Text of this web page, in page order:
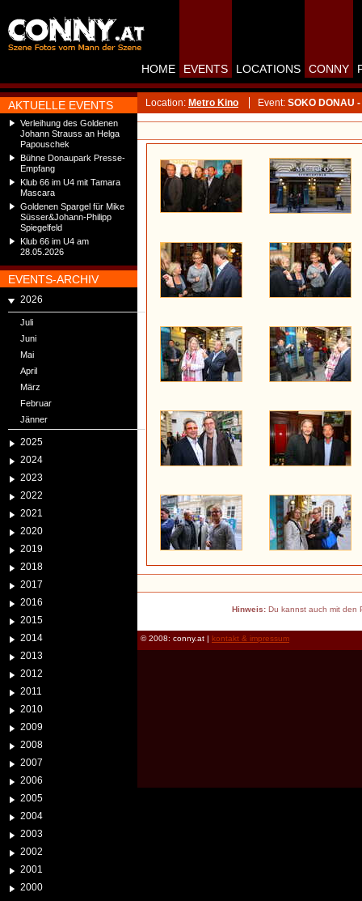
AKTUELLE EVENTS
Verleihung des Goldenen
Johann Strauss an Helga
Papouschek
Bühne Donaupark Presse-
Empfang
Klub 66 im U4 mit Tamara
Mascara
Goldenen Spargel für Mike
Süsser&Johann-Philipp
Spiegelfeld
Klub 66 im U4 am
28.05.2026
EVENTS-ARCHIV
2026
Juli
Juni
Mai
April
März
Februar
Jänner
2025
2024
2023
2022
2021
2020
2019
2018
2017
2016
2015
2014
2013
2012
2011
2010
2009
2008
2007
2006
2005
2004
2003
2002
2001
2000
HOME EVENTS LOCATIONS CONNY
Location: Metro Kino Event: SOKO DONAU
Hinweis:Du kannst auch mit den
© 2008: conny.at | kontakt & impressum